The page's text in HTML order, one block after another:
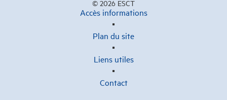
© 2026 ESCT
Accès informations
Plan du site
Liens utiles
Contact